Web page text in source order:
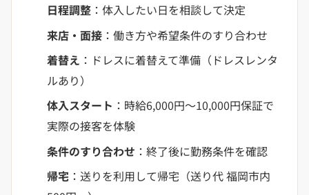
日程調整 ：体入したい日を相談して決定
来店・面接 ：働き方や希望条件のすり合わせ
着替え ：ドレスに着替えて準備（ドレスレンタ
ルあり）
体入スタート ：時給6,000円〜10,000円保証で
実際の接客を体験
条件のすり合わせ ：終了後に勤務条件を確認
帰宅 ：送りを利用して帰宅（送り代 福岡市内